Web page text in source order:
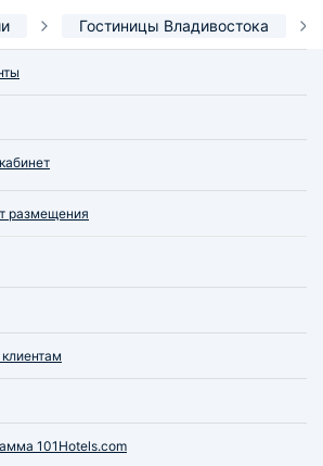
Гостиницы Владивостока
размещения
101Hotels.com